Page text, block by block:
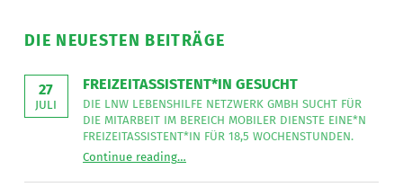
DIE NEUESTEN BEITRÄGE
27
JULI
FREIZEITASSISTENT*IN GESUCHT
DIE LNW LEBENSHILFE NETZWERK GMBH SUCHT FÜR
DIE MITARBEIT IM BEREICH MOBILER DIENSTE EINE*N
FREIZEITASSISTENT*IN FÜR 18,5 WOCHENSTUNDEN.
Continue readingDie
Lebenshilfe
…